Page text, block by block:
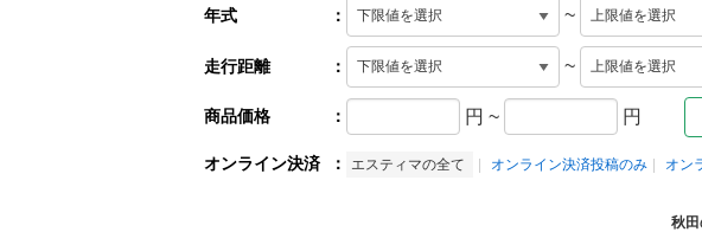
年式 ： ~
走行距離 ： ~
商品価格 ： 円 ~ 円
オンライン決済 ： エスティマの全て オンライン決済投稿のみ オン
秋